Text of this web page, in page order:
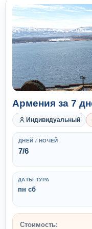
Армения за 7
Индивидуальный
ДНЕЙ / НОЧЕЙ
7/6
ДАТЫ ТУРА
пн сб
Стоимость: